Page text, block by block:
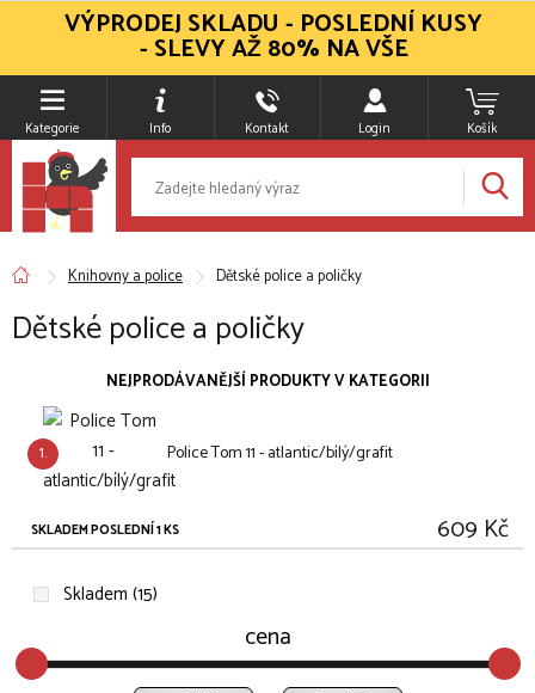
Kategorie Info Kontakt Login Košík
Knihovny a police Dětské police a poličky
Dětské police a poličky
NEJPRODÁVANĚJŠÍ PRODUKTY V KATEGORII
1. Police Tom 11 - atlantic/bílý/grafit
SKLADEM POSLEDNÍ 1 KS 609 Kč
Skladem (15)
cena
VÝPRODEJ SKLADU - POSLEDNÍ KUSY
- SLEVY AŽ 80% NA VŠE